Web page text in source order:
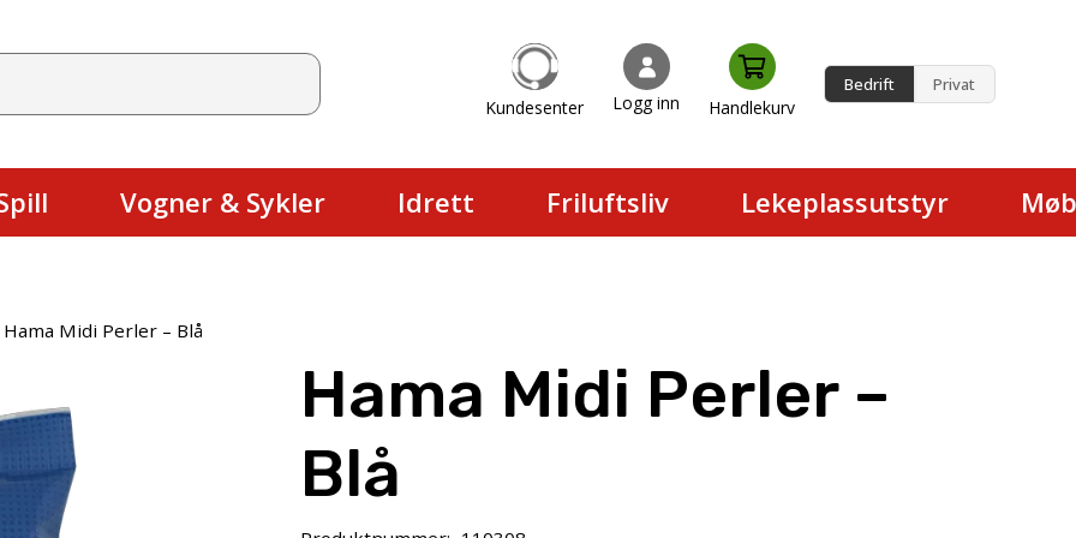
Kundesenter Logg inn Handlekurv
Bedrift Privat
Vogner & Sykler Idrett Friluftsliv Lekeplassutstyr
Hama Midi Perler – Blå
Hama Midi Perler –
Blå